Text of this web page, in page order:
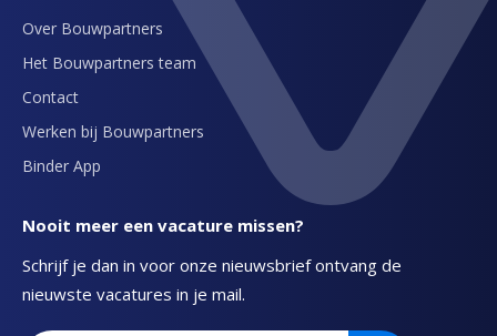
Over Bouwpartners
Het Bouwpartners team
Contact
Werken bij Bouwpartners
Binder App
Nooit meer een vacature missen?
Schrijf je dan in voor onze nieuwsbrief ontvang de
nieuwste vacatures in je mail.